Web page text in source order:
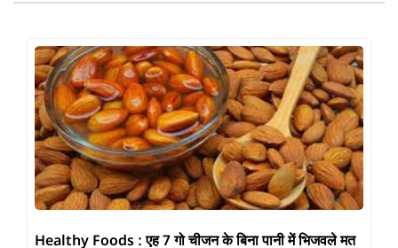
Healthy Foods : एह 7 गो चीजन के बिना पानी में भिजवले मत